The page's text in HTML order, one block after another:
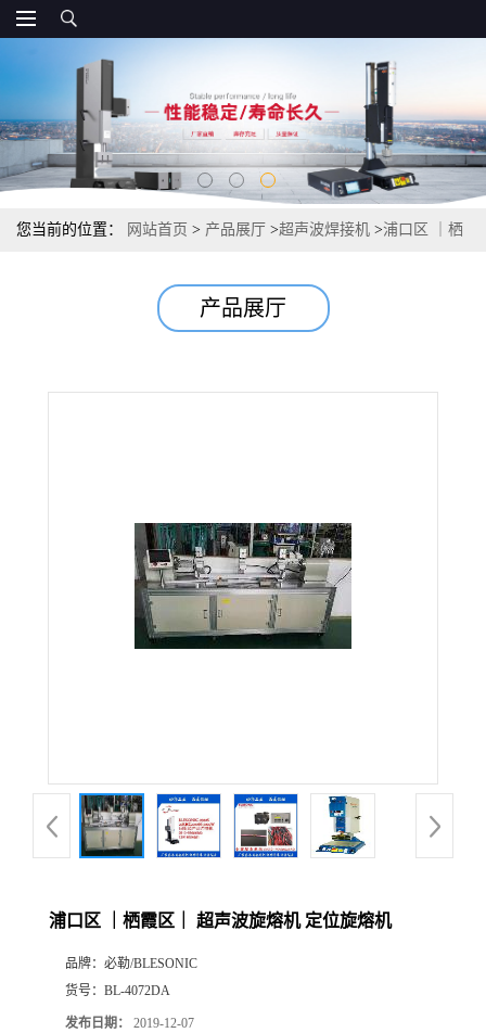
您当前的位置： 网站首页 > 产品展厅 >超声波焊接机 >浦口区 ｜栖
产品展厅
浦口区 ｜栖霞区｜ 超声波旋熔机 定位旋熔机
品牌： 必勒/BLESONIC
货号： BL-4072DA
发布日期： 2019-12-07